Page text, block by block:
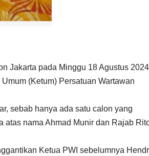
Jakarta pada Minggu 18 Agustus 2024
(Ketum) Persatuan Wartawan
sebab hanya ada satu calon yang
atas nama Ahmad Munir dan Rajab
Ketua PWI sebelumnya